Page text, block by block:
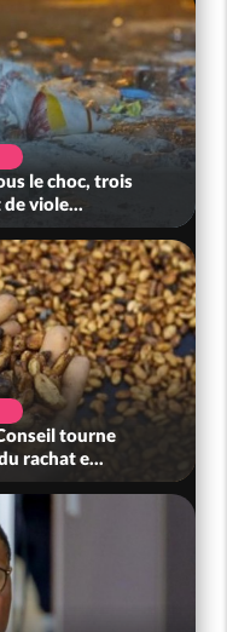
le choc, trois
viole...
tourne
rachat e...